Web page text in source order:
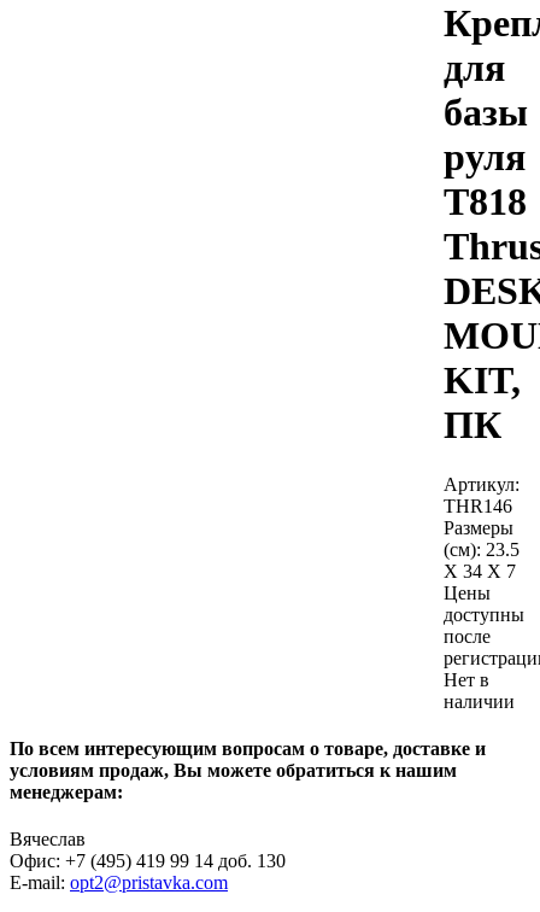
для
базы
руля
T818
KIT,
ПК
Артикул:
THR146
Размеры
(см): 23.5
X 34 X 7
Цены
доступны
после
Нет в
наличии
По всем интересующим вопросам о товаре, доставке и
условиям продаж, Вы можете обратиться к нашим
менеджерам:
Вячеслав
Офис: +7 (495) 419 99 14 доб. 130
E-mail: opt2@pristavka.com